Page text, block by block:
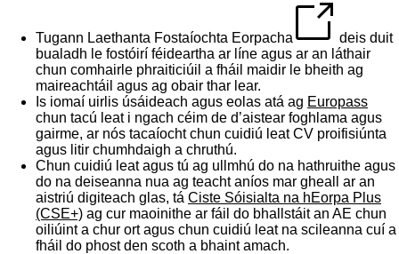
Tugann Laethanta Fostaíochta Eorpacha
deis duit
bualadh le fostóirí féideartha ar líne agus ar an láthair
chun comhairle phraiticiúil a fháil maidir le bheith ag
maireachtáil agus ag obair thar lear.
Is iomaí uirlis úsáideach agus eolas atá ag Europass
chun tacú leat i ngach céim de d’aistear foghlama agus
gairme, ar nós tacaíocht chun cuidiú leat CV proifisiúnta
agus litir chumhdaigh a chruthú.
Chun cuidiú leat agus tú ag ullmhú do na hathruithe agus
do na deiseanna nua ag teacht aníos mar gheall ar an
aistriú digiteach glas, tá Ciste Sóisialta na hEorpa Plus
(CSE+) ag cur maoinithe ar fáil do bhallstáit an AE chun
oiliúint a chur ort agus chun cuidiú leat na scileanna cuí a
fháil do phost den scoth a bhaint amach.